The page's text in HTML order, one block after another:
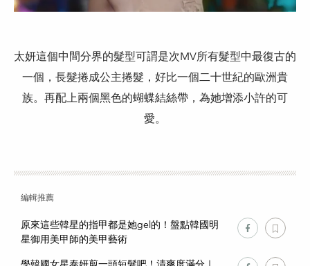
太妍這個中間分界的髮型可謂是次MV所有髮型中最復古的
一個，長髮捲成公主捲髮，好比一個二十世紀的歐洲貴
族。再配上兩個黑色的蝴蝶結絲帶，為她增添小許的可
愛。
編輯推薦
原來這些韓星的指甲都是她gel的！盤點韓國明
星御用美甲師的美甲藝術